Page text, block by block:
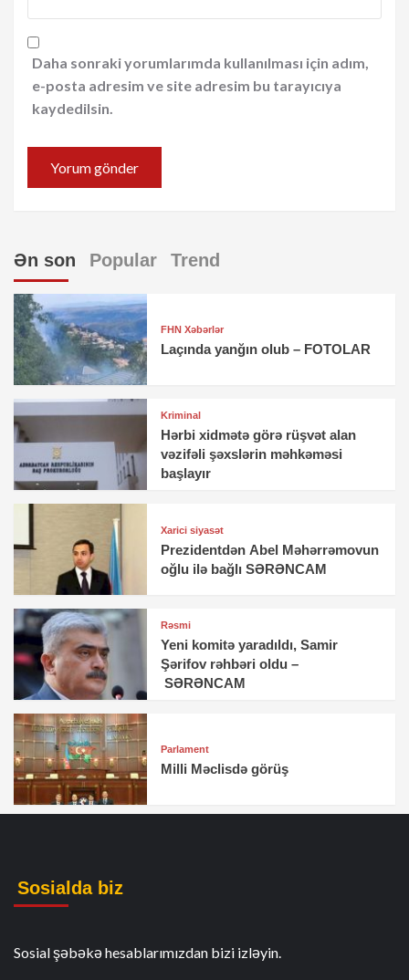
Daha sonraki yorumlarımda kullanılması için adım,
e-posta adresim ve site adresim bu tarayıcıya
kaydedilsin.
Ən son Popular Trend
FHN Xəbərlər
Laçında yanğın olub – FOTOLAR
Kriminal
Hərbi xidmətə görə rüşvət alan
vəzifəli şəxslərin məhkəməsi
başlayır
Xarici siyasət
Prezidentdən Abel Məhərrəmovun
oğlu ilə bağlı SƏRƏNCAM
Rəsmi
Yeni komitə yaradıldı, Samir
Şərifov rəhbəri oldu –
SƏRƏNCAM
Parlament
Milli Məclisdə görüş
Sosialda biz
Sosial şəbəkə hesablarımızdan bizi izləyin.